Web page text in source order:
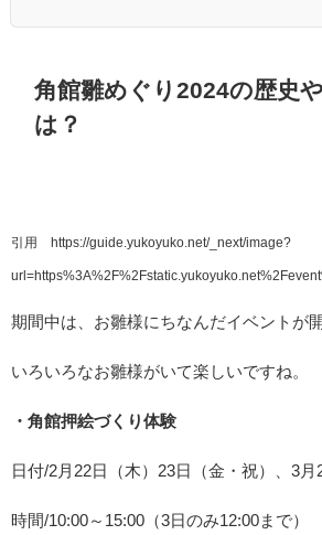
角館雛めぐり2024の歴史
は？
引用 https://guide.yukoyuko.net/_next/image?
期間中は、お雛様にちなんだイベントが
いろいろなお雛様がいて楽しいですね。
・角館押絵づくり体験
日付/2月22日（木）23日（金・祝）、3月
時間/10:00～15:00（3日のみ12:00まで）